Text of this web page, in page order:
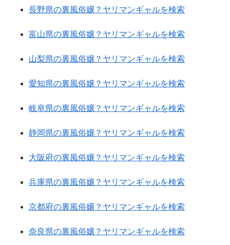
長野県の裏風俗嬢？ヤリマンギャルを検索
富山県の裏風俗嬢？ヤリマンギャルを検索
山梨県の裏風俗嬢？ヤリマンギャルを検索
愛知県の裏風俗嬢？ヤリマンギャルを検索
岐阜県の裏風俗嬢？ヤリマンギャルを検索
静岡県の裏風俗嬢？ヤリマンギャルを検索
大阪府の裏風俗嬢？ヤリマンギャルを検索
兵庫県の裏風俗嬢？ヤリマンギャルを検索
京都府の裏風俗嬢？ヤリマンギャルを検索
奈良県の裏風俗嬢？ヤリマンギャルを検索